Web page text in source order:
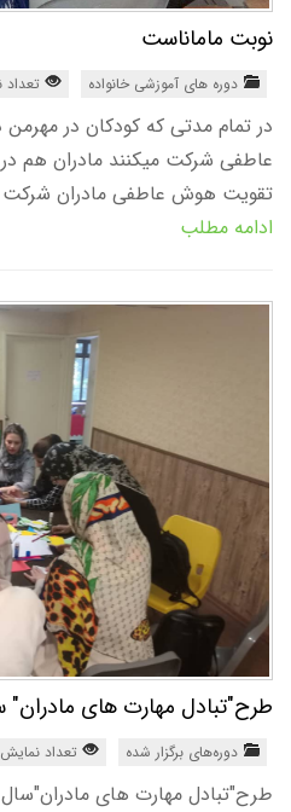
نوبت ماماناست
دوره های آموزشی خانواده تعداد
در تمام مدتی که کودکان در
عاطفی شرکت میکنند مادران هم
تقویت هوش عاطفی مادران شرکت
ادامه مطلب
طرح"تبادل مهارت های مادران" سال اجرا
دوره‌های برگزار شده تعداد نمایش 1539